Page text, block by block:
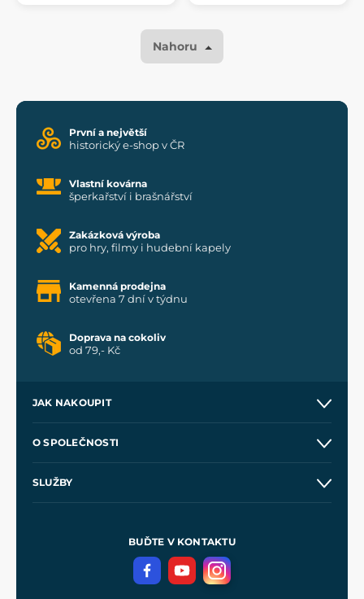
Nahoru
První a největší
historický e-shop v ČR
Vlastní kovárna
šperkařství i brašnářství
Zakázková výroba
pro hry, filmy i hudební kapely
Kamenná prodejna
otevřena 7 dní v týdnu
Doprava na cokoliv
od 79,- Kč
JAK NAKOUPIT
Velkoobchod
O SPOLEČNOSTI
SLUŽBY
Meče pro Kingdom Come
BUĎTE V KONTAKTU